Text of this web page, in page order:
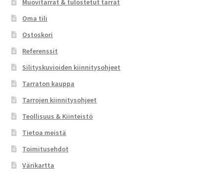
Muovitarrat & tulostetut tarrat
Oma tili
Ostoskori
Referenssit
Silityskuvioiden kiinnitysohjeet
Tarraton kauppa
Tarrojen kiinnitysohjeet
Teollisuus & Kiinteistö
Tietoa meistä
Toimitusehdot
Värikartta